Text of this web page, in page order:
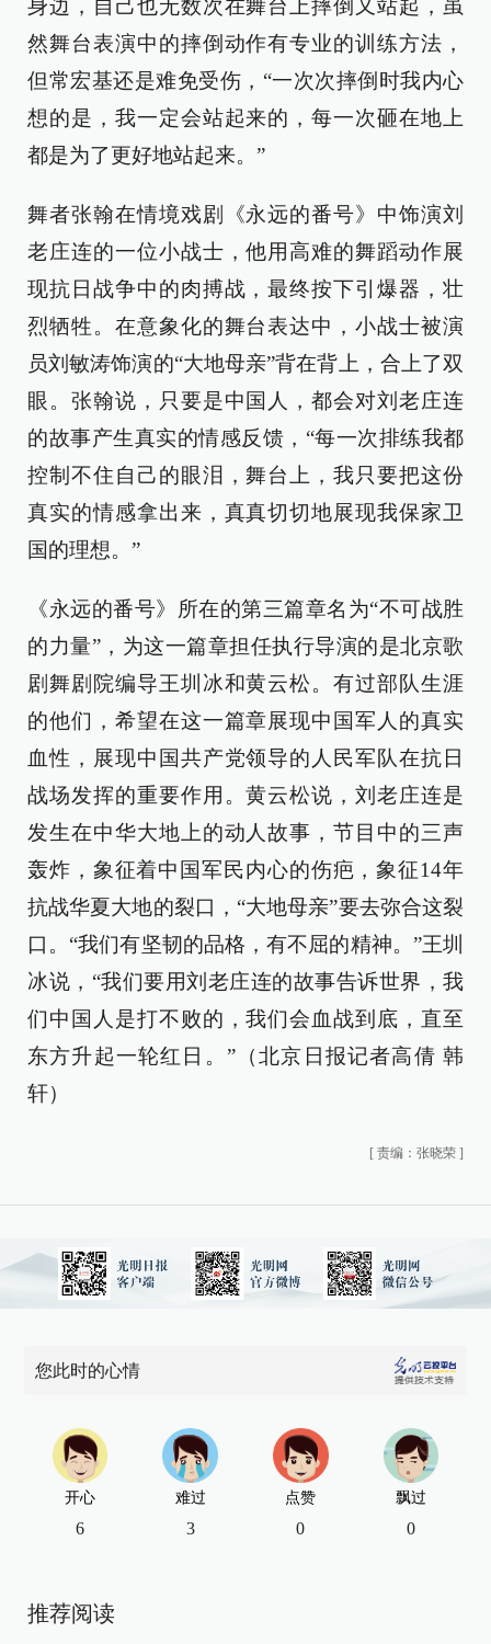
身边，自己也无数次在舞台上摔倒又站起，虽
然舞台表演中的摔倒动作有专业的训练方法，
但常宏基还是难免受伤，“一次次摔倒时我内心
想的是，我一定会站起来的，每一次砸在地上
都是为了更好地站起来。”
舞者张翰在情境戏剧《永远的番号》中饰演刘
老庄连的一位小战士，他用高难的舞蹈动作展
现抗日战争中的肉搏战，最终按下引爆器，壮
烈牺牲。在意象化的舞台表达中，小战士被演
员刘敏涛饰演的“大地母亲”背在背上，合上了双
眼。张翰说，只要是中国人，都会对刘老庄连
的故事产生真实的情感反馈，“每一次排练我都
控制不住自己的眼泪，舞台上，我只要把这份
真实的情感拿出来，真真切切地展现我保家卫
国的理想。”
《永远的番号》所在的第三篇章名为“不可战胜
的力量”，为这一篇章担任执行导演的是北京歌
剧舞剧院编导王圳冰和黄云松。有过部队生涯
的他们，希望在这一篇章展现中国军人的真实
血性，展现中国共产党领导的人民军队在抗日
战场发挥的重要作用。黄云松说，刘老庄连是
发生在中华大地上的动人故事，节目中的三声
轰炸，象征着中国军民内心的伤疤，象征14年
抗战华夏大地的裂口，“大地母亲”要去弥合这裂
口。“我们有坚韧的品格，有不屈的精神。”王圳
冰说，“我们要用刘老庄连的故事告诉世界，我
们中国人是打不败的，我们会血战到底，直至
东方升起一轮红日。”（北京日报记者高倩 韩
轩）
[ 责编：张晓荣 ]
您此时的心情
开心
6
难过
3
点赞
0
飘过
0
推荐阅读